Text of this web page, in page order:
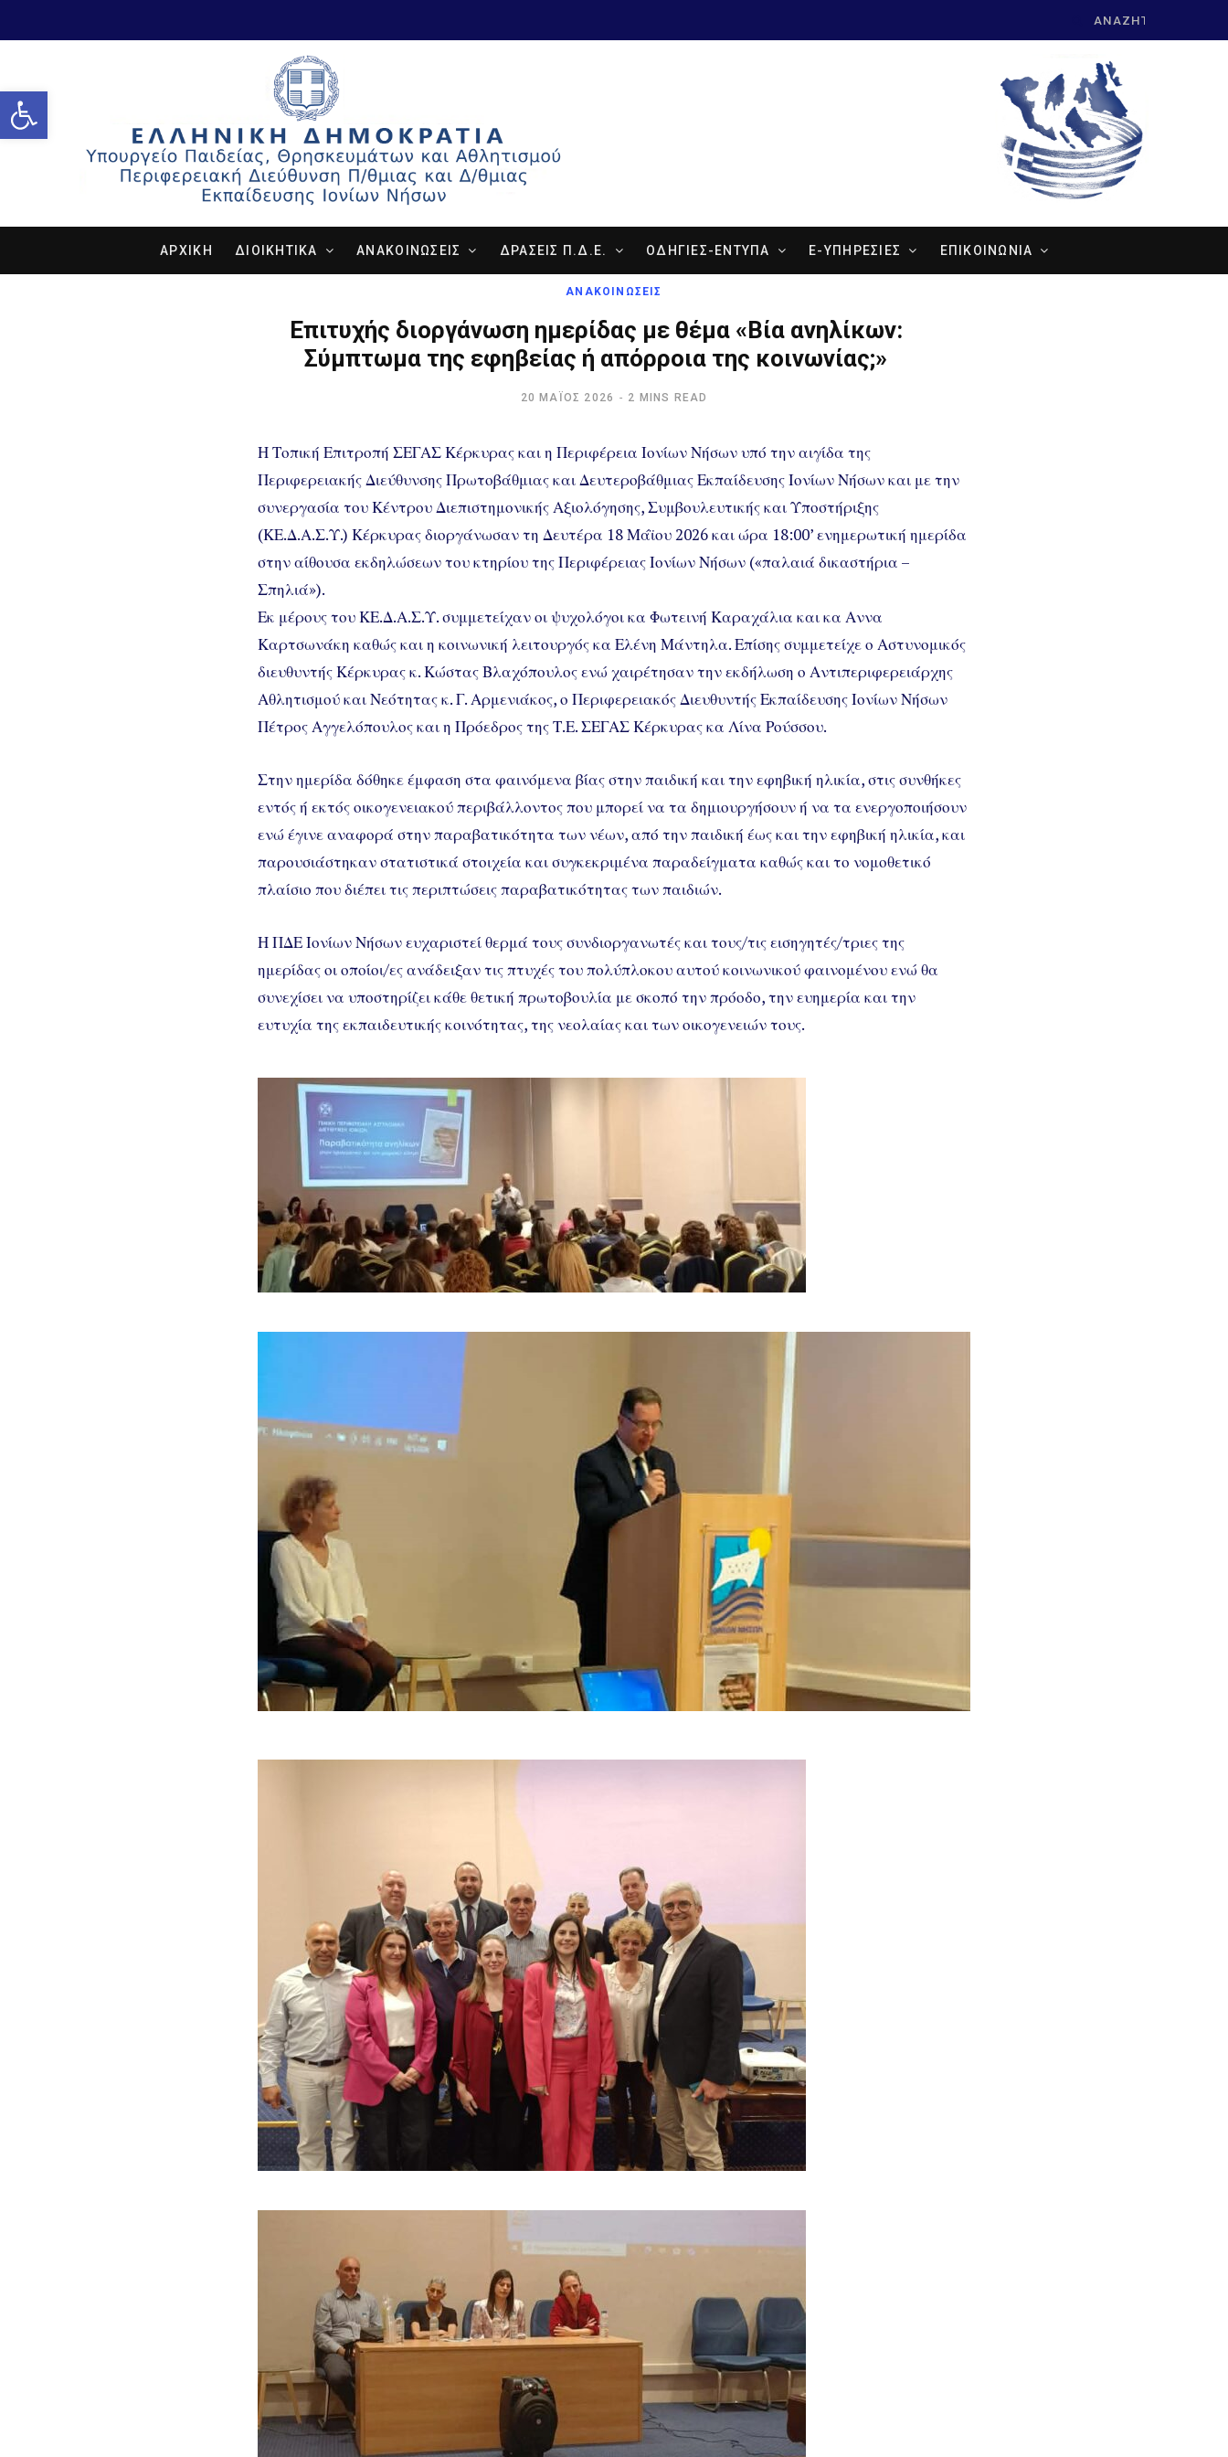
Open toolbar
Search
ΑΡΧΙΚΗ ΔΙΟΙΚΗΤΙΚΑ ΑΝΑΚΟΙΝΩΣΕΙΣ ΔΡΑΣΕΙΣ Π.Δ.Ε. ΟΔΗΓΙΕΣ-ΕΝΤΥΠΑ E-ΥΠΗΡΕΣΙΕΣ ΕΠΙΚΟΙΝΩΝΙΑ
ΑΝΑΚΟΙΝΩΣΕΙΣ
Επιτυχής διοργάνωση ημερίδας με θέμα «Βία ανηλίκων:
Σύμπτωμα της εφηβείας ή απόρροια της κοινωνίας;»
20 ΜΆΊΟΣ 2026 2 MINS READ
Η Τοπική Επιτροπή ΣΕΓΑΣ Κέρκυρας και η Περιφέρεια Ιονίων Νήσων υπό την αιγίδα της
Περιφερειακής Διεύθυνσης Πρωτοβάθμιας και Δευτεροβάθμιας Εκπαίδευσης Ιονίων Νήσων και με την
συνεργασία του Κέντρου Διεπιστημονικής Αξιολόγησης, Συμβουλευτικής και Υποστήριξης
(ΚΕ.Δ.Α.Σ.Υ.) Κέρκυρας διοργάνωσαν τη Δευτέρα 18 Μάϊου 2026 και ώρα 18:00’ ενημερωτική ημερίδα
στην αίθουσα εκδηλώσεων του κτηρίου της Περιφέρειας Ιονίων Νήσων («παλαιά δικαστήρια –
Σπηλιά»).
Εκ μέρους του ΚΕ.Δ.Α.Σ.Υ. συμμετείχαν οι ψυχολόγοι κα Φωτεινή Καραχάλια και κα Αννα
Καρτσωνάκη καθώς και η κοινωνική λειτουργός κα Ελένη Μάντηλα. Επίσης συμμετείχε ο Αστυνομικός
διευθυντής Κέρκυρας κ. Κώστας Βλαχόπουλος ενώ χαιρέτησαν την εκδήλωση ο Αντιπεριφερειάρχης
Αθλητισμού και Νεότητας κ. Γ. Αρμενιάκος, ο Περιφερειακός Διευθυντής Εκπαίδευσης Ιονίων Νήσων
Πέτρος Αγγελόπουλος και η Πρόεδρος της Τ.Ε. ΣΕΓΑΣ Κέρκυρας κα Λίνα Ρούσσου.
Στην ημερίδα δόθηκε έμφαση στα φαινόμενα βίας στην παιδική και την εφηβική ηλικία, στις συνθήκες
εντός ή εκτός οικογενειακού περιβάλλοντος που μπορεί να τα δημιουργήσουν ή να τα ενεργοποιήσουν
ενώ έγινε αναφορά στην παραβατικότητα των νέων, από την παιδική έως και την εφηβική ηλικία, και
παρουσιάστηκαν στατιστικά στοιχεία και συγκεκριμένα παραδείγματα καθώς και το νομοθετικό
πλαίσιο που διέπει τις περιπτώσεις παραβατικότητας των παιδιών.
Η ΠΔΕ Ιονίων Νήσων ευχαριστεί θερμά τους συνδιοργανωτές και τους/τις εισηγητές/τριες της
ημερίδας οι οποίοι/ες ανάδειξαν τις πτυχές του πολύπλοκου αυτού κοινωνικού φαινομένου ενώ θα
συνεχίσει να υποστηρίζει κάθε θετική πρωτοβουλία με σκοπό την πρόοδο, την ευημερία και την
ευτυχία της εκπαιδευτικής κοινότητας, της νεολαίας και των οικογενειών τους.